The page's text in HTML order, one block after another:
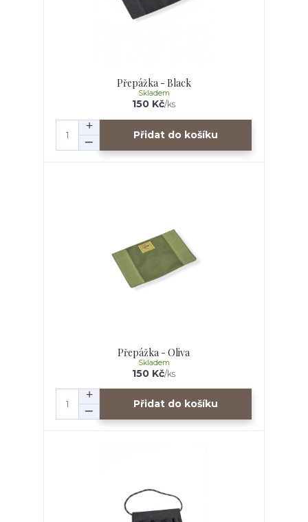
Přepážka - Black
150 Kč/ks
Skladem
Přidat do košíku
Přepážka - Oliva
150 Kč/ks
Skladem
Přidat do košíku